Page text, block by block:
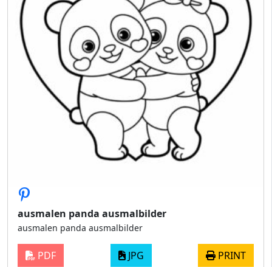
ausmalen panda ausmalbilder
ausmalen panda ausmalbilder
PDF JPG PRINT